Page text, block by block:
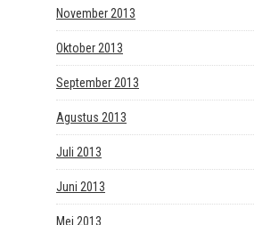
November 2013
Oktober 2013
September 2013
Agustus 2013
Juli 2013
Juni 2013
Mei 2013